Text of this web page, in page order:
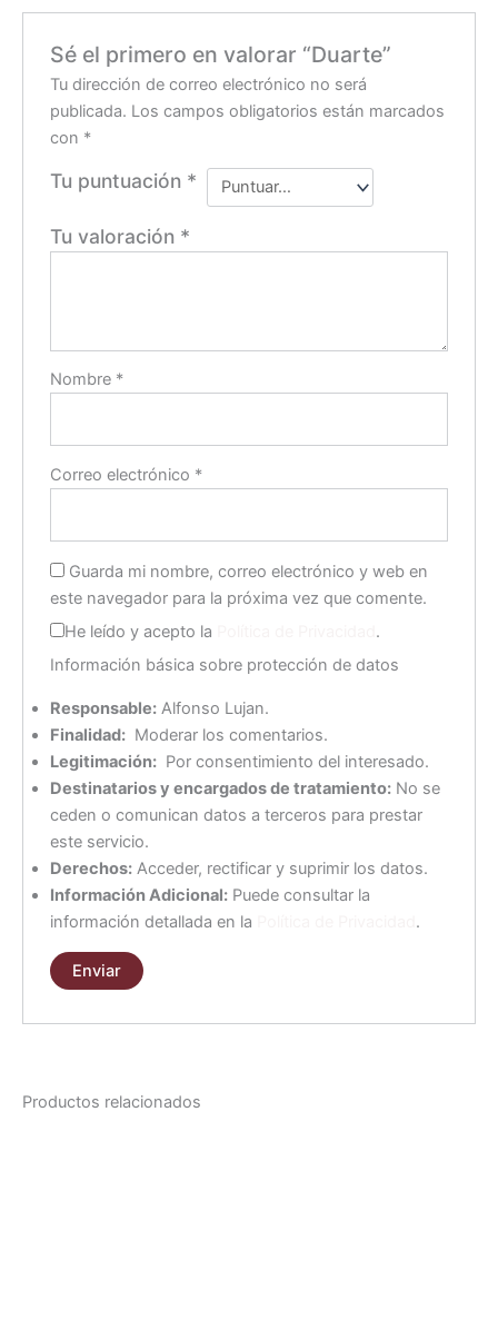
Sé el primero en valorar “Duarte”
Tu dirección de correo electrónico no será
publicada. Los campos obligatorios están marcados
con *
Tu puntuación *
Tu valoración *
Nombre *
Correo electrónico *
Guarda mi nombre, correo electrónico y web en
este navegador para la próxima vez que comente.
He leído y acepto la
.
Información básica sobre protección de datos
Responsable: Alfonso Lujan.
Finalidad: Moderar los comentarios.
Legitimación: Por consentimiento del interesado.
Destinatarios y encargados de tratamiento: No se
ceden o comunican datos a terceros para prestar
este servicio.
Derechos: Acceder, rectificar y suprimir los datos.
Información Adicional: Puede consultar la
información detallada en la
.
Productos relacionados